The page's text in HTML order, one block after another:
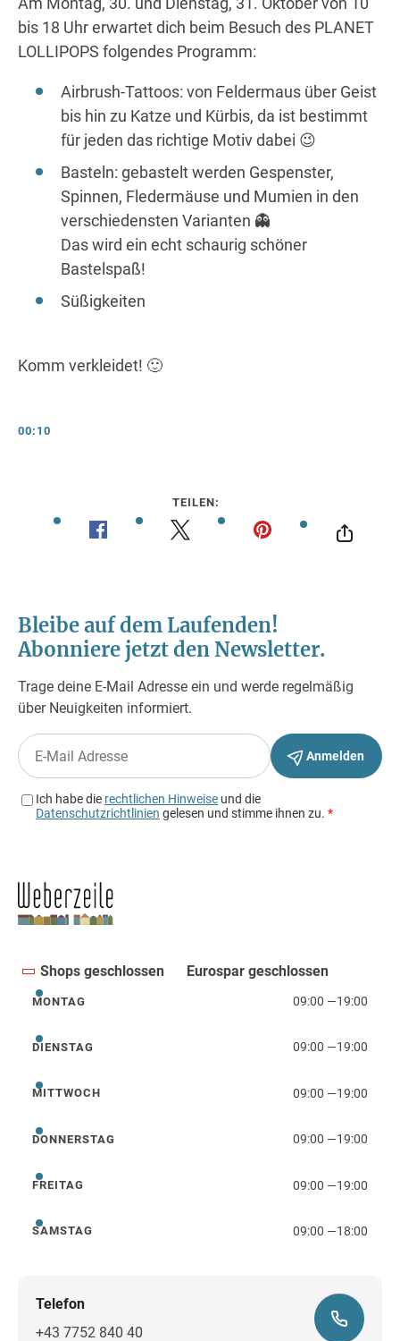
bis 18 Uhr erwartet dich beim Besuch des PLANET
LOLLIPOPS folgendes Programm:
Airbrush-Tattoos: von Feldermaus über Geist
bis hin zu Katze und Kürbis, da ist bestimmt
für jeden das richtige Motiv dabei 😉
Basteln: gebastelt werden Gespenster,
Spinnen, Fledermäuse und Mumien in den
verschiedensten Varianten 👻
Das wird ein echt schaurig schöner
Bastelspaß!
Süßigkeiten
Komm verkleidet! 🙂
00:10
TEILEN:
Shops geschlossen Eurospar geschlossen
Montag
MONTAG 09:00 —19:00
Dienstag
DIENSTAG 09:00 —19:00
Mittwoch
MITTWOCH 09:00 —19:00
Donnerstag
DONNERSTAG 09:00 —19:00
Freitag
FREITAG 09:00 —19:00
Samstag
SAMSTAG 09:00 —18:00
Telefon
+43 7752 840 40